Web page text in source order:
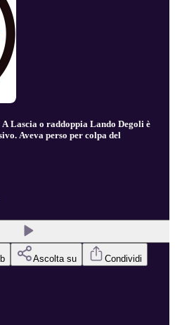
Lascia o raddoppia Lando Degoli è
Aveva perso per colpa del
Ascolta su Condividi